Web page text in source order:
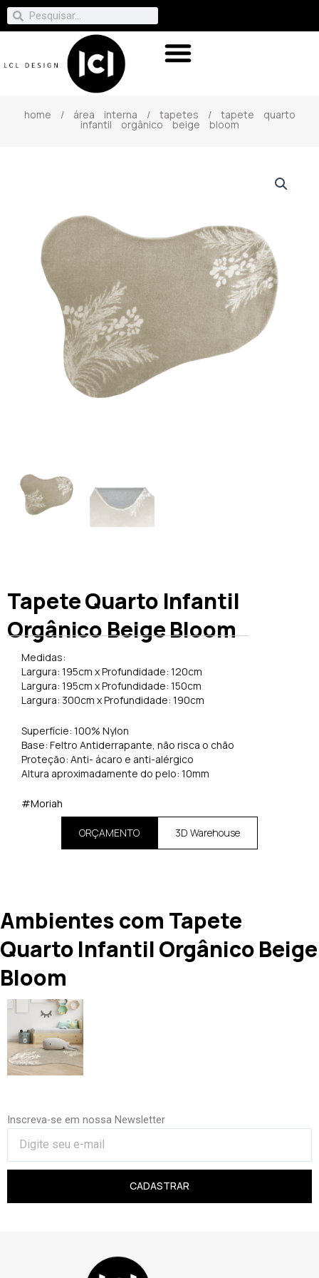
home / área interna / tapetes / tapete quarto
infantil orgânico beige bloom
Tapete Quarto Infantil
Orgânico Beige Bloom
Medidas:
Largura: 195cm x Profundidade: 120cm
Largura: 195cm x Profundidade: 150cm
Largura: 300cm x Profundidade: 190cm
Superfície: 100% Nylon
Base: Feltro Antiderrapante, não risca o chão
Proteção: Anti- ácaro e anti-alérgico
Altura aproximadamente do pelo: 10mm
#Moriah
ORÇAMENTO 3D Warehouse
Ambientes com Tapete
Quarto Infantil Orgânico Beige
Bloom
Inscreva-se em nossa Newsletter
CADASTRAR